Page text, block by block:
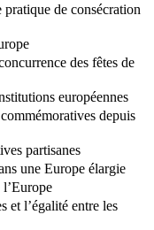
de consécration
des fêtes de
européennes
depuis
partisanes
une Europe élargie
l’Europe
et l’égalité entre les